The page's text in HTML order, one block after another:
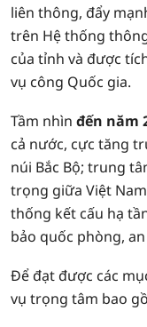
liên thông, đẩy
trên Hệ thống
của tỉnh và được
vụ công Quốc gia.
Tầm nhìn đến năm
cả nước, cực tăng
núi Bắc Bộ; trung
trọng giữa Việt
thống kết cấu hạ
bảo quốc phòng,
Để đạt được các
vụ trọng tâm bao